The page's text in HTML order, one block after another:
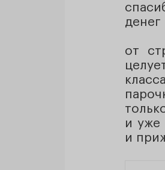
денег
от
и уже
и